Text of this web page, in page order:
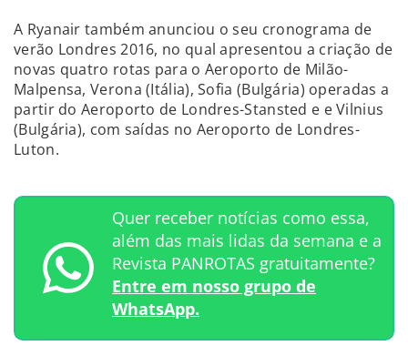
A Ryanair também anunciou o seu cronograma de
verão Londres 2016, no qual apresentou a criação de
novas quatro rotas para o Aeroporto de Milão-
Malpensa, Verona (Itália), Sofia (Bulgária) operadas a
partir do Aeroporto de Londres-Stansted e e Vilnius
(Bulgária), com saídas no Aeroporto de Londres-
Luton.
Quer receber notícias como essa,
além das mais lidas da semana e a
Revista PANROTAS gratuitamente?
Entre em nosso grupo de
WhatsApp.